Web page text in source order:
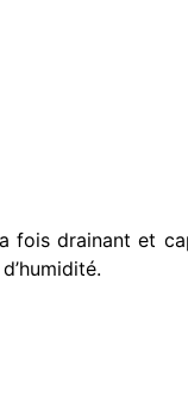
drainant et